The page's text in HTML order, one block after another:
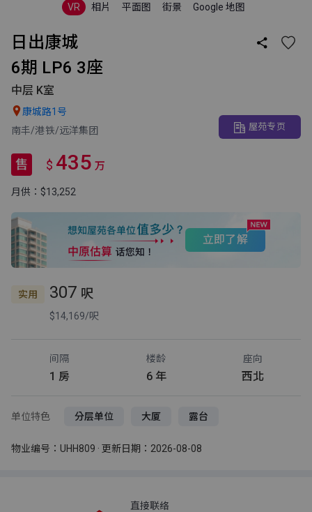
VR 相片 平面图 街景 Google 地图
日出康城 
6期 LP6 3座
中层 K室
 康城路1号
南丰/港铁/远洋集团
屋苑专页
售 $ 435 万
月供：$13,252
立即了解
实用 307 呎
$14,169/呎
间隔
1 房
楼龄
6 年
座向
西北
单位特色 分层单位 大厦 露台
物业编号：UHH809 · 更新日期：2026-08-08
直接联络